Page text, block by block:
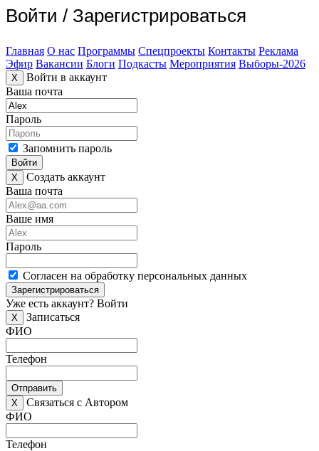
Войти / Зарегистрироваться
Главная О нас Программы Спецпроекты Контакты Реклама
Эфир Вакансии Блоги Подкасты Мероприятия Выборы-2026
X
Войти в аккаунт
Ваша почта
Пароль
Запомнить пароль
Войти
X
Создать аккаунт
Ваша почта
Ваше имя
Пароль
Согласен на обработку персональных данных
Зарегистрироваться
Уже есть аккаунт? Войти
X
Записаться
ФИО
Телефон
Отправить
X
Связаться с Автором
ФИО
Телефон